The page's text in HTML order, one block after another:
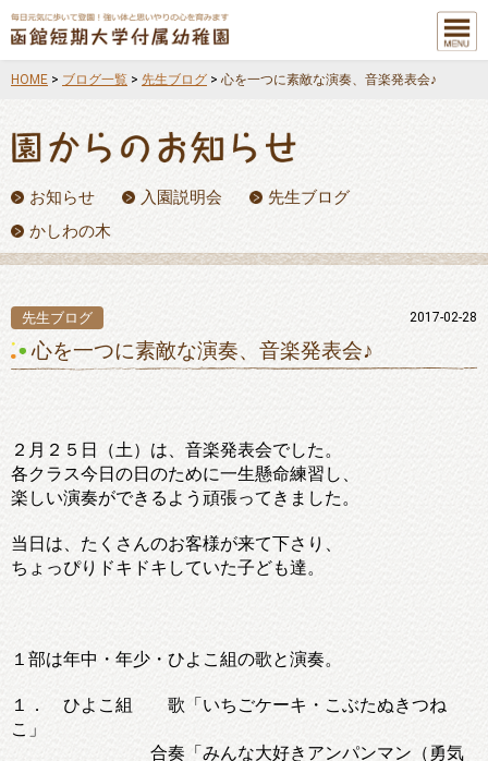
メニュ
HOME > ブログ一覧 > 先生ブログ > 心を一つに素敵な演奏、音楽発表会♪
お知らせ 入園説明会
先生ブログ
かしわの木
先生ブログ 2017-02-28
心を一つに素敵な演奏、音楽発表会♪
２月２５日（土）は、音楽発表会でした。
各クラス今日の日のために一生懸命練習し、
楽しい演奏ができるよう頑張ってきました。
当日は、たくさんのお客様が来て下さり、
ちょっぴりドキドキしていた子ども達。
１部は年中・年少・ひよこ組の歌と演奏。
１． ひよこ組 歌「いちごケーキ・こぶたぬきつね
こ」
合奏「みんな大好きアンパンマン（勇気